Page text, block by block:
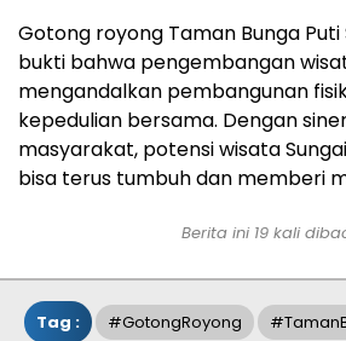
Gotong royong Taman Bunga
bukti bahwa pengembangan
mengandalkan pembangunan
kepedulian bersama. Dengan
masyarakat, potensi wisata
bisa terus tumbuh dan memberi
Berita ini 19 kali
Tag : #GotongRoyong